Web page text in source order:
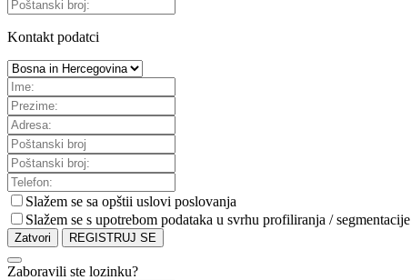
Kontakt podatci
Slažem se sa opštii uslovi poslovanja
Slažem se s upotrebom podataka u svrhu profiliranja / segmentacije
Zatvori REGISTRUJ SE
Zaboravili ste lozinku?